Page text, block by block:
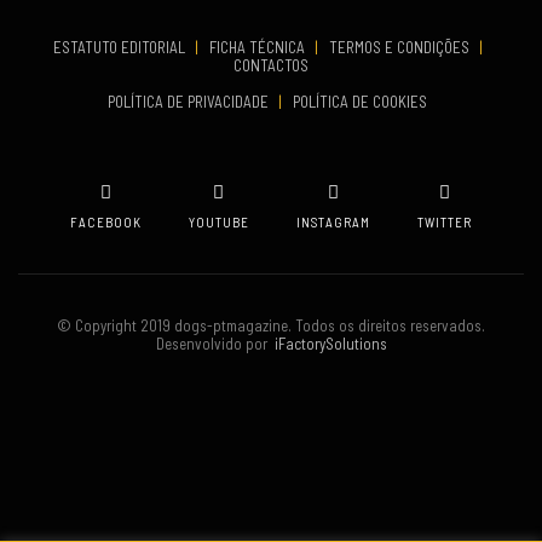
ESTATUTO EDITORIAL | FICHA TÉCNICA | TERMOS E CONDIÇÕES
|
CONTACTOS
POLÍTICA DE PRIVACIDADE
| POLÍTICA DE COOKIES
FACEBOOK YOUTUBE INSTAGRAM TWITTER
© Copyright 2019 dogs-ptmagazine. Todos os direitos reservados.
Desenvolvido poriFactorySolutions